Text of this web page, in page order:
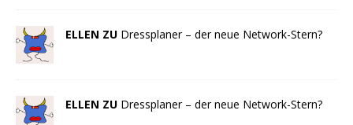
ELLEN ZU Dressplaner – der neue Network-Stern?
ELLEN ZU Dressplaner – der neue Network-Stern?